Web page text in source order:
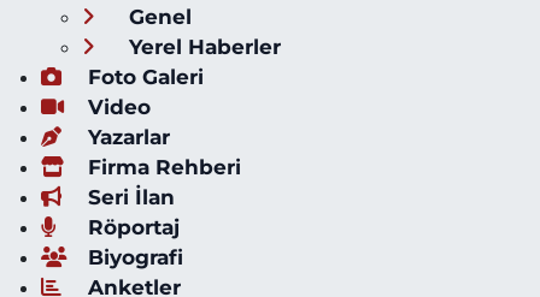
Genel
Yerel Haberler
Foto Galeri
Video
Yazarlar
Firma Rehberi
Seri İlan
Röportaj
Biyografi
Anketler